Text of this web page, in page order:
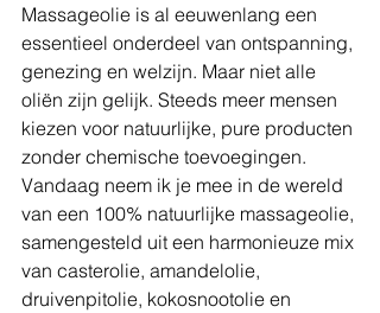
Massageolie is al eeuwenlang een
essentieel onderdeel van ontspanning,
genezing en welzijn. Maar niet alle
oliën zijn gelijk. Steeds meer mensen
kiezen voor natuurlijke, pure producten
zonder chemische toevoegingen.
Vandaag neem ik je mee in de wereld
van een 100% natuurlijke massageolie,
samengesteld uit een harmonieuze mix
van casterolie, amandelolie,
druivenpitolie, kokosnootolie en